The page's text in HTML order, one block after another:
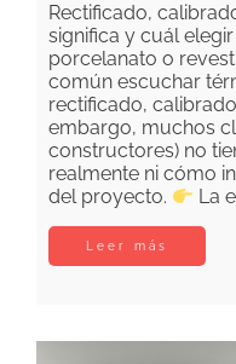
Rectificado,
significa y cuál
porcelanato o
común escuchar
rectificado,
embargo, muchos
constructores) no
realmente ni cómo
del proyecto.
La
Leer más